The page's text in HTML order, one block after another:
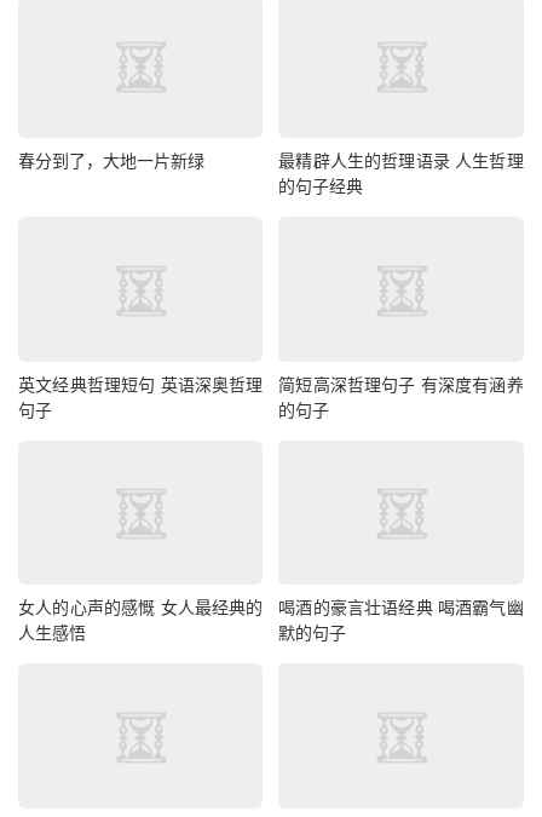
春分到了，大地一片新绿
最精辟人生的哲理语录 人生哲理
的句子经典
英文经典哲理短句 英语深奥哲理
句子
简短高深哲理句子 有深度有涵养
的句子
女人的心声的感慨 女人最经典的
人生感悟
喝酒的豪言壮语经典 喝酒霸气幽
默的句子